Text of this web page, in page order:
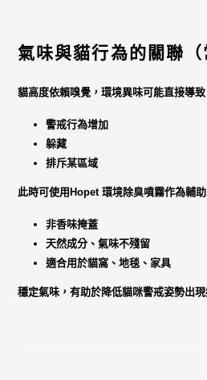
氣味與貓行為的關聯（
貓高度依賴嗅覺，環境異味可能直接導致
警戒行為增加
躲藏
排斥某區域
此時可使用 Hopet 環境除臭噴霧作為輔助
非香味掩蓋
天然成分、氣味不殘留
適合用於貓窩、地毯、家具
穩定氣味，有助於降低貓咪警戒姿勢出現